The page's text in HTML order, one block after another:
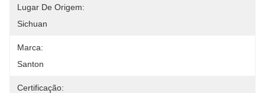
Lugar De Origem:
Sichuan
Marca:
Santon
Certificação: